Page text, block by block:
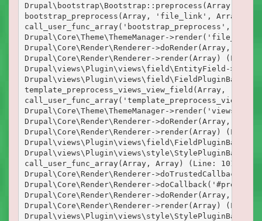
Drupal\bootstrap\Bootstrap::preprocess(Array,
bootstrap_preprocess(Array, 'file_link', Array)
call_user_func_array('bootstrap_preprocess',
Drupal\Core\Theme\ThemeManager-
Drupal\Core\Render\Renderer->doRender(Array, )
Drupal\Core\Render\Renderer->render(Array) (Line:
Drupal\views\Plugin\views\field\EntityField-
Drupal\views\Plugin\views\field\FieldPluginBase-
template_preprocess_views_view_field(Array,
Drupal\Core\Theme\ThemeManager-
Drupal\Core\Render\Renderer->doRender(Array, )
Drupal\Core\Render\Renderer->render(Array) (Line:
Drupal\views\Plugin\views\field\FieldPluginBase-
Drupal\views\Plugin\views\style\StylePluginBase-
call_user_func_array(Array, Array) (Line: 101)
Drupal\Core\Render\Renderer-
Drupal\Core\Render\Renderer-
Drupal\Core\Render\Renderer->doRender(Array, )
Drupal\Core\Render\Renderer->render(Array) (Line:
Drupal\views\Plugin\views\style\StylePluginBase-